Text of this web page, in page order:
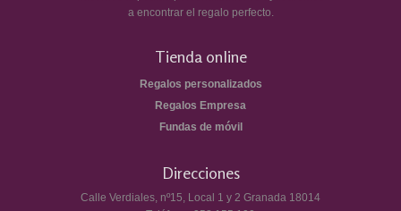
a encontrar el regalo perfecto.
Tienda online
Regalos personalizados
Regalos Empresa
Fundas de móvil
Direcciones
Calle Verdiales, nº15, Local 1 y 2 Granada 18014